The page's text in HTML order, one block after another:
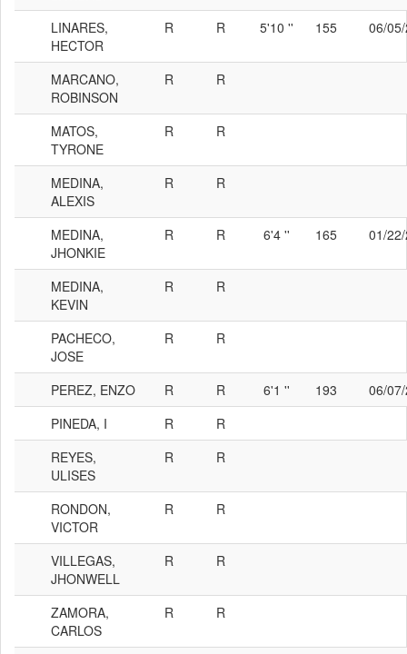
LINARES,
HECTOR
R R 5'10 '' 155 06/
MARCANO,
ROBINSON
R R
MATOS,
TYRONE
R R
MEDINA,
ALEXIS
R R
MEDINA,
JHONKIE
R R 6'4 '' 165 01/
MEDINA,
KEVIN
R R
PACHECO,
JOSE
R R
PEREZ, ENZO R R 6'1 '' 193
06/
PINEDA, I
R
R
REYES,
ULISES
R R
RONDON,
VICTOR
R R
VILLEGAS,
JHONWELL
R R
ZAMORA,
CARLOS
R R